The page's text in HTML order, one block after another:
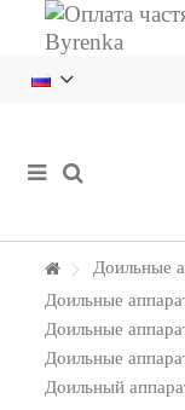
Доильные
Доильные
Доильные
Доильные
Доильный